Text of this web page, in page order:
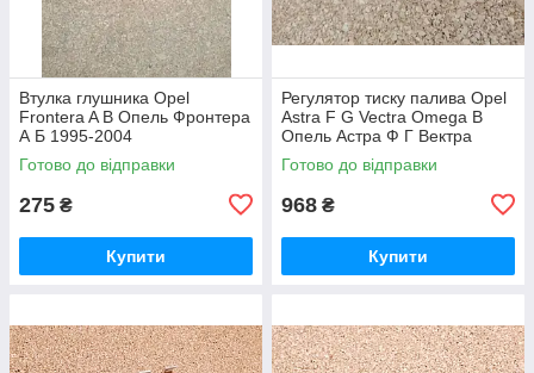
Втулка глушника Opel
Frontera A B Опель Фронтера
А Б 1995-2004
Готово до відправки
275 ₴
Купити
Регулятор тиску палива Opel
Astra F G Vectra Omega B
Опель Астра Ф Г Вектра
Омега
Готово до відправки
968 ₴
Купити